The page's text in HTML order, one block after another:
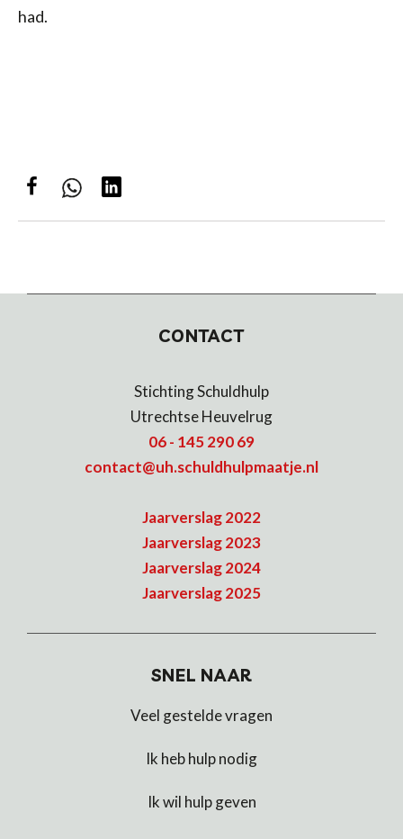
had.
CONTACT
Stichting Schuldhulp
Utrechtse Heuvelrug
06 - 145 290 69
contact@uh.schuldhulpmaatje.nl
Jaarverslag 2022
Jaarverslag 2023
Jaarverslag 2024
Jaarverslag 2025
SNEL NAAR
Veel gestelde vragen
Ik heb hulp nodig
Ik wil hulp geven